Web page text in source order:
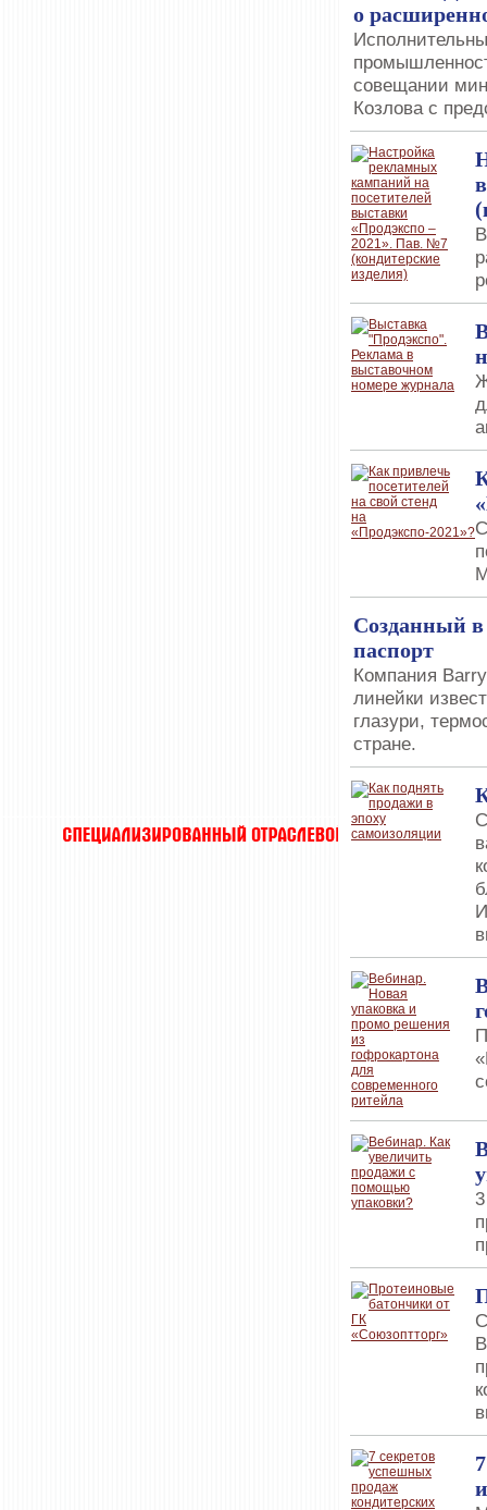
о
совещании
Козлова с
Созданный в
паспорт
Компания
линейки
глазури,
стране.